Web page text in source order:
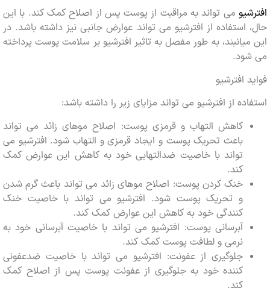
می تواند به مراقبت از پوست پس از اصلاح کمک کند. با این
از افترشیو می تواند عوارض جانبی نیز داشته باشد. در
به طور مفصل به تاثیر افترشیو بر سلامت پوست پرداخته
افترشیو
از افترشیو می تواند مزایای زیر را داشته باشد:
کاهش التهاب و قرمزی پوست: اصلاح موهای زائد می تواند
باعث تحریک پوست و ایجاد قرمزی و التهاب شود. افترشیو می
تواند با خاصیت ضدالتهابی خود به کاهش این عوارض کمک
خنک کردن پوست: اصلاح موهای زائد می تواند باعث گرم شدن
و تحریک پوست شود. افترشیو می تواند با خاصیت خنک
کنندگی خود به کاهش این عوارض کمک کند.
آبرسانی پوست: افترشیو می تواند با خاصیت آبرسانی خود به
نرمی و لطافت پوست کمک کند.
جلوگیری از عفونت: افترشیو می تواند با خاصیت ضدعفونی
کننده خود به جلوگیری از عفونت پوست پس از اصلاح کمک